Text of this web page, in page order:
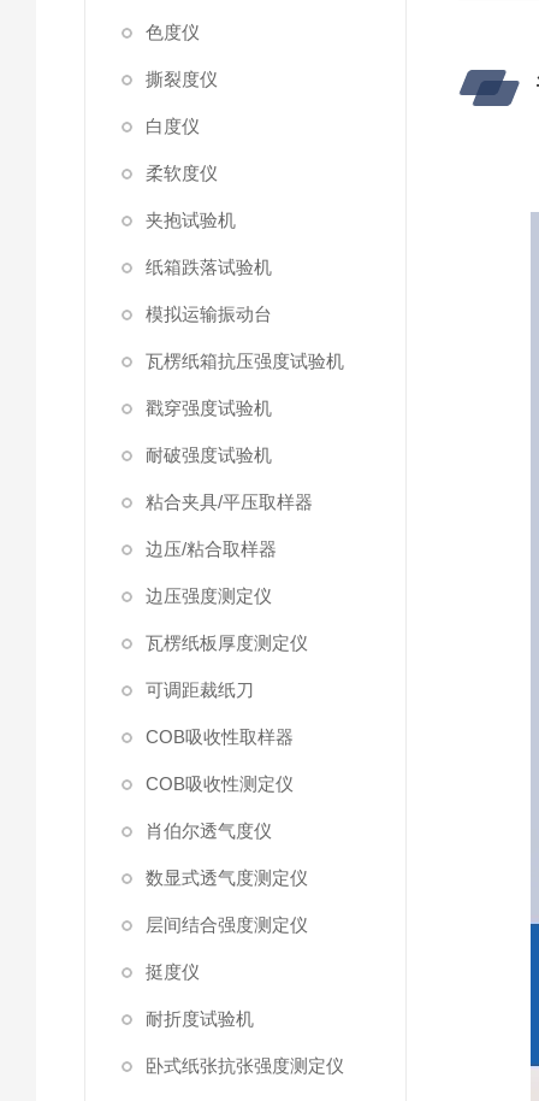
色度仪
撕裂度仪
白度仪
柔软度仪
夹抱试验机
纸箱跌落试验机
模拟运输振动台
瓦楞纸箱抗压强度试验机
戳穿强度试验机
耐破强度试验机
粘合夹具/平压取样器
边压/粘合取样器
边压强度测定仪
瓦楞纸板厚度测定仪
可调距裁纸刀
COB吸收性取样器
COB吸收性测定仪
肖伯尔透气度仪
数显式透气度测定仪
层间结合强度测定仪
挺度仪
耐折度试验机
卧式纸张抗张强度测定仪